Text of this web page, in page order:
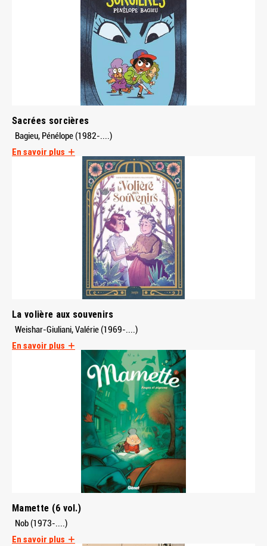
Sacrées sorcières
Bagieu, Pénélope (1982-....)
En savoir plus
La volière aux souvenirs
Weishar-Giuliani, Valérie (1969-....)
En savoir plus
Mamette (6 vol.)
Nob (1973-....)
En savoir plus